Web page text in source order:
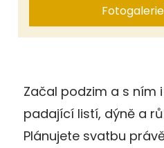
Začal podzim a s ním
padající listí, dýně a
Plánujete svatbu